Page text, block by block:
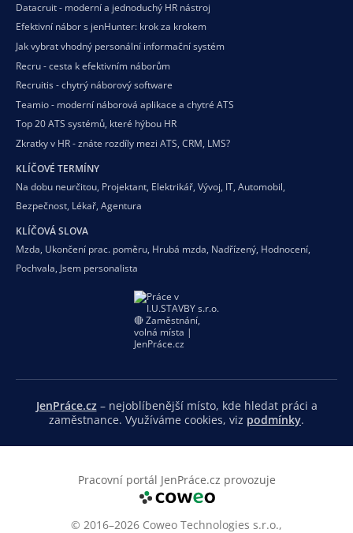
Datacruit - moderní a jednoduchý HR nástroj
Efektivní nábor s jenHunter: krok za krokem
Jak vybrat vhodný personální informační systém
Recru - cesta k efektivním náborům
Recruitis - chytrý náborový software
Teamio - moderní náborová aplikace a chytré ATS
Top 20 ATS systémů, které hýbou HR
Zkratky v HR - znáte rozdíly mezi ATS, CRM, LMS?
KLÍČOVÉ TERMÍNY
Na dobu neurčitou, Projektant, Elektrikář, Vývoj, IT, Automobil,
Bezpečnost, Lékař, Agentura
KLÍČOVÁ SLOVA
Mzda, Ukončení prac. poměru, Hrubá mzda, Nadřízený, Hodnocení,
Pochvala, Jsem personalista
JenPráce.cz– nejoblíbenější místo, kde hledat práci a
zaměstnance. Využíváme cookies, viz podmínky.
Pracovní portál JenPráce.cz provozuje
© 2016–2026 Coweo Technologies s.r.o.,